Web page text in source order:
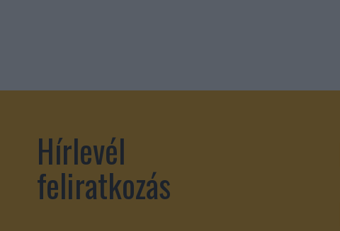
Hírlevél
feliratkozás